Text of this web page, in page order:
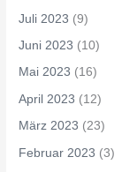
Juli 2023 (9)
Juni 2023 (10)
Mai 2023 (16)
April 2023 (12)
März 2023 (23)
Februar 2023 (3)